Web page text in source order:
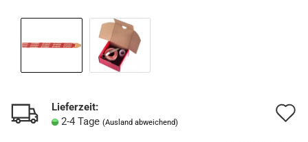
Lieferzeit:
2-4 Tage (Ausland abweichend)